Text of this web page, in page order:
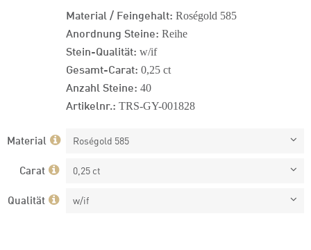
Material / Feingehalt: Roségold 585
Anordnung Steine: Reihe
Stein-Qualität: w/if
Gesamt-Carat: 0,25 ct
Anzahl Steine: 40
Artikelnr.: TRS-GY-001828
Material Roségold 585
Carat 0,25 ct
Qualität w/if